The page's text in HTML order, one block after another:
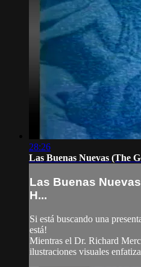
28:26
Las Buenas Nuevas (The
Las Buenas
H...
Si está buscando una
está!
Mientras el Dr. Richard
ilustraciones visuales